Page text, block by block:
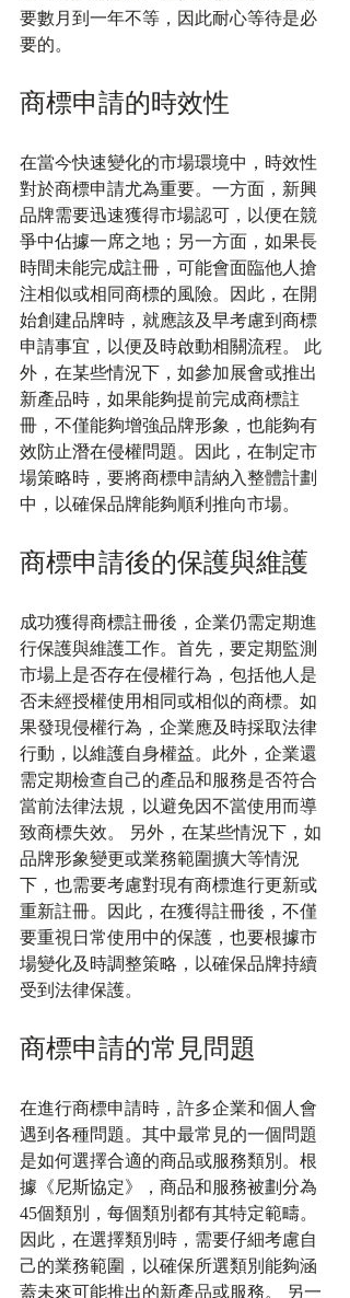
要數月到一年不等，因此耐心等待是必
要的。
商標申請的時效性
在當今快速變化的市場環境中，時效性
對於商標申請尤為重要。一方面，新興
品牌需要迅速獲得市場認可，以便在競
爭中佔據一席之地；另一方面，如果長
時間未能完成註冊，可能會面臨他人搶
注相似或相同商標的風險。因此，在開
始創建品牌時，就應該及早考慮到商標
申請事宜，以便及時啟動相關流程。 此
外，在某些情況下，如參加展會或推出
新產品時，如果能夠提前完成商標註
冊，不僅能夠增強品牌形象，也能夠有
效防止潛在侵權問題。因此，在制定市
場策略時，要將商標申請納入整體計劃
中，以確保品牌能夠順利推向市場。
商標申請後的保護與維護
成功獲得商標註冊後，企業仍需定期進
行保護與維護工作。首先，要定期監測
市場上是否存在侵權行為，包括他人是
否未經授權使用相同或相似的商標。如
果發現侵權行為，企業應及時採取法律
行動，以維護自身權益。此外，企業還
需定期檢查自己的產品和服務是否符合
當前法律法規，以避免因不當使用而導
致商標失效。 另外，在某些情況下，如
品牌形象變更或業務範圍擴大等情況
下，也需要考慮對現有商標進行更新或
重新註冊。因此，在獲得註冊後，不僅
要重視日常使用中的保護，也要根據市
場變化及時調整策略，以確保品牌持續
受到法律保護。
商標申請的常見問題
在進行商標申請時，許多企業和個人會
遇到各種問題。其中最常見的一個問題
是如何選擇合適的商品或服務類別。根
據《尼斯協定》，商品和服務被劃分為
45個類別，每個類別都有其特定範疇。
因此，在選擇類別時，需要仔細考慮自
己的業務範圍，以確保所選類別能夠涵
蓋未來可能推出的新產品或服務。 另一